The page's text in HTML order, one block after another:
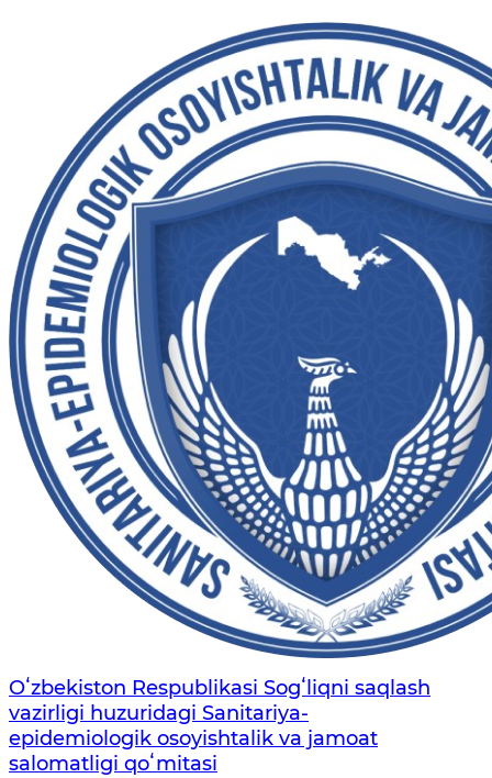
Oʻzbekiston Respublikasi Sogʻliqni saqlash
vazirligi huzuridagi Sanitariya-
epidemiologik osoyishtalik va jamoat
salomatligi qoʻmitasi